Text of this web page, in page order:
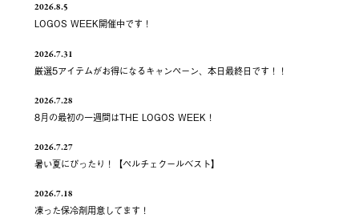
2026.8.5
LOGOS WEEK開催中です！
2026.7.31
厳選5アイテムがお得になるキャンペーン、本日最終日です！！
2026.7.28
8月の最初の一週間はTHE LOGOS WEEK！
2026.7.27
暑い夏にぴったり！【ペルチェクールベスト】
2026.7.18
凍った保冷剤用意してます！